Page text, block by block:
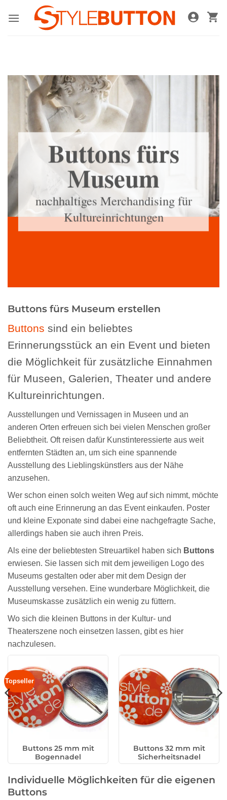
Inhalt
Buttons fürs
Museum
nachhaltiges Merchandising für
Kultureinrichtungen
Buttons fürs Museum erstellen
Buttons sind ein beliebtes
Erinnerungsstück an ein Event und bieten
die Möglichkeit für zusätzliche Einnahmen
für Museen, Galerien, Theater und andere
Kultureinrichtungen.
Ausstellungen und Vernissagen in Museen und an
anderen Orten erfreuen sich bei vielen Menschen großer
Beliebtheit. Oft reisen dafür Kunstinteressierte aus weit
entfernten Städten an, um sich eine spannende
Ausstellung des Lieblingskünstlers aus der Nähe
anzusehen.
Wer schon einen solch weiten Weg auf sich nimmt, möchte
oft auch eine Erinnerung an das Event einkaufen. Poster
und kleine Exponate sind dabei eine nachgefragte Sache,
allerdings haben sie auch ihren Preis.
Als eine der beliebtesten Streuartikel haben sich Buttons
erwiesen. Sie lassen sich mit dem jeweiligen Logo des
Museums gestalten oder aber mit dem Design der
Ausstellung versehen. Eine wunderbare Möglichkeit, die
Museumskasse zusätzlich ein wenig zu füttern.
Wo sich die kleinen Buttons in der Kultur- und
Theaterszene noch einsetzen lassen, gibt es hier
nachzulesen.
Topseller
Buttons 25 mm mit
Bogennadel
Buttons 32 mm mit
Sicherheitsnadel
Individuelle Möglichkeiten für die eigenen
Buttons